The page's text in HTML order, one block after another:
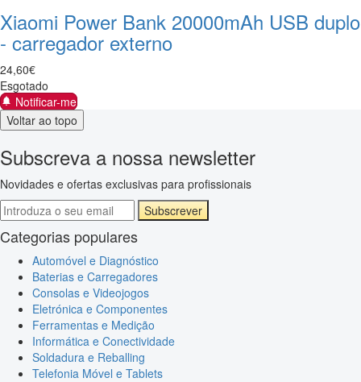
Xiaomi Power Bank 20000mAh USB duplo
- carregador externo
24,60€
Esgotado
Notificar-me
Voltar ao topo
Subscreva a nossa newsletter
Novidades e ofertas exclusivas para profissionais
Subscrever
Categorias populares
Automóvel e Diagnóstico
Baterias e Carregadores
Consolas e Videojogos
Eletrónica e Componentes
Ferramentas e Medição
Informática e Conectividade
Soldadura e Reballing
Telefonia Móvel e Tablets